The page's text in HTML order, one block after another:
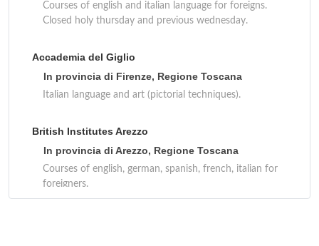
Courses of english and italian language for foreigns.
Closed holy thursday and previous wednesday.
Accademia del Giglio
In provincia di Firenze, Regione Toscana
Italian language and art (pictorial techniques).
British Institutes Arezzo
In provincia di Arezzo, Regione Toscana
Courses of english, german, spanish, french, italian for
foreigners.